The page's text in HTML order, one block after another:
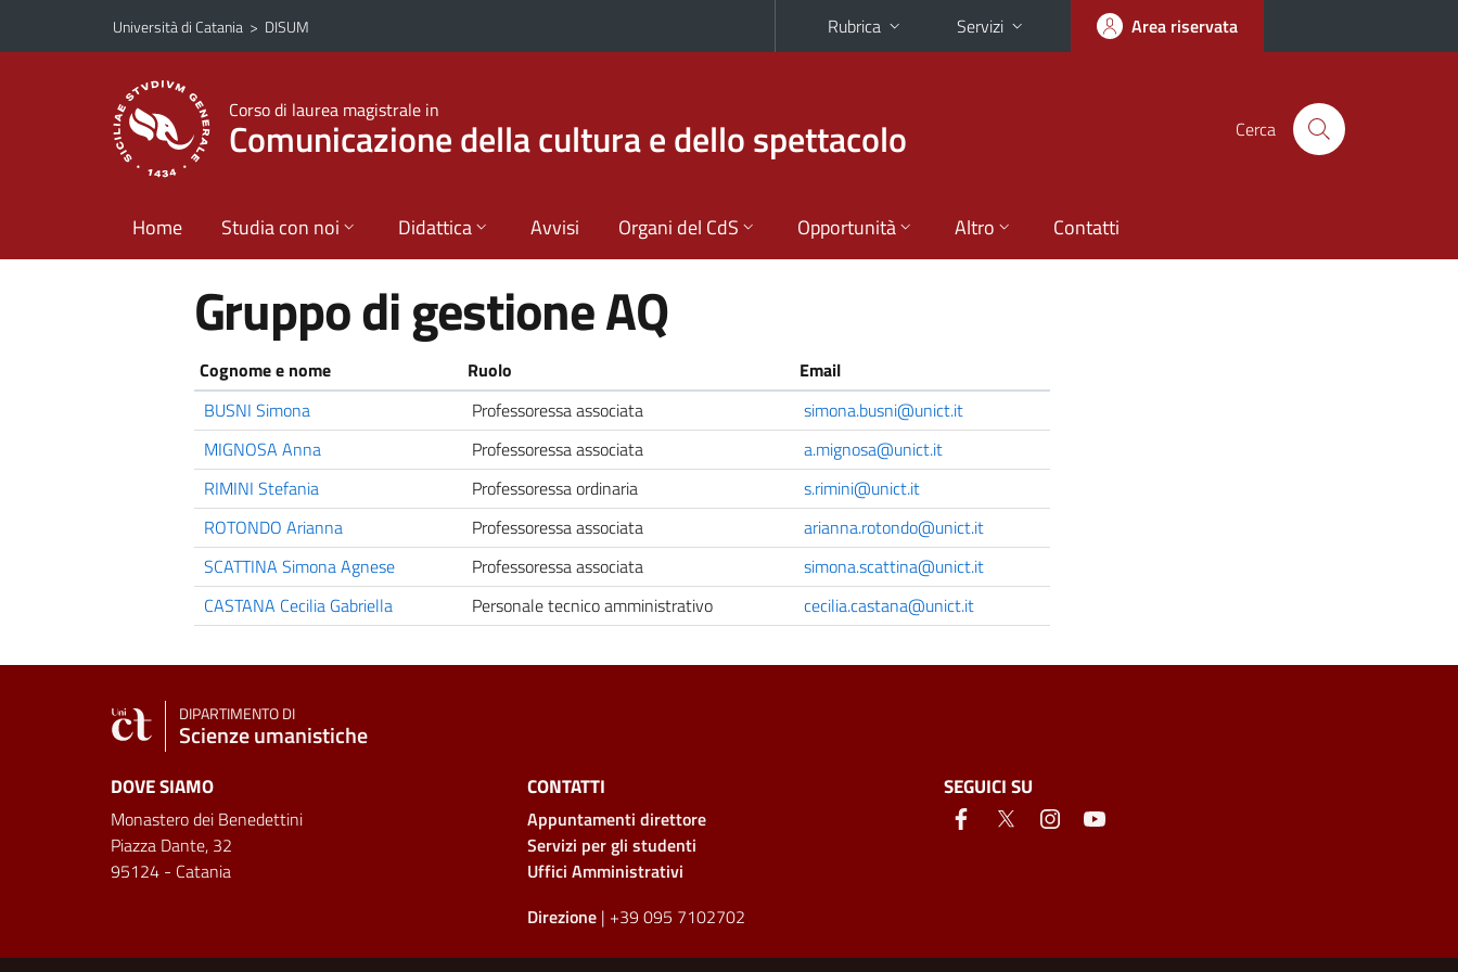
Vai al contenuto principale
Vai al menu di navigazione
Università di Catania > DISUM Rubrica Servizi Area riservata
Corso di laurea magistrale in
Comunicazione della cultura e dello spettacolo Cerca
Home Studia con noi Didattica Avvisi Organi del CdS Opportunità Altro Contatti
Gruppo di gestione AQ
Cognome e nome Ruolo
Email
BUSNI Simona
Professoressa associata
simona.busni@unict.it
MIGNOSA Anna
Professoressa associata
a.mignosa@unict.it
RIMINI Stefania
Professoressa ordinaria
s.rimini@unict.it
ROTONDO Arianna
Professoressa associata
arianna.rotondo@unict.it
SCATTINA Simona Agnese
Professoressa associata
simona.scattina@unict.it
CASTANA Cecilia Gabriella
Personale tecnico amministrativo cecilia.castana@unict.it
DIPARTIMENTO DI
Scienze umanistiche
DOVE SIAMO
Monastero dei Benedettini
Piazza Dante, 32
95124 - Catania
CONTATTI
Appuntamenti direttore
Servizi per gli studenti
Uffici Amministrativi
Direzione| +39 095 7102702
SEGUICI SU